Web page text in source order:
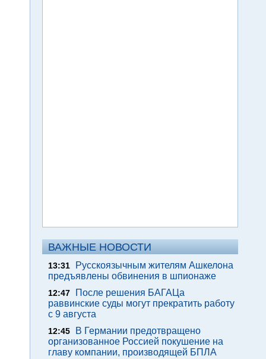
ВАЖНЫЕ НОВОСТИ
13:31
Русскоязычным жителям Ашкелона
предъявлены обвинения в шпионаже
12:47
После решения БАГАЦа
раввинские суды могут прекратить работу
с 9 августа
12:45
В Германии предотвращено
организованное Россией покушение на
главу компании, производящей БПЛА